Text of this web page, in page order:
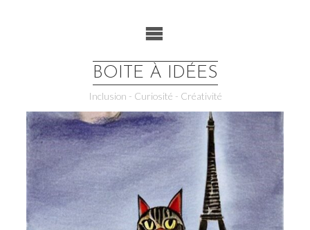
BOITE À IDÉES
Inclusion - Curiosité - Créativité